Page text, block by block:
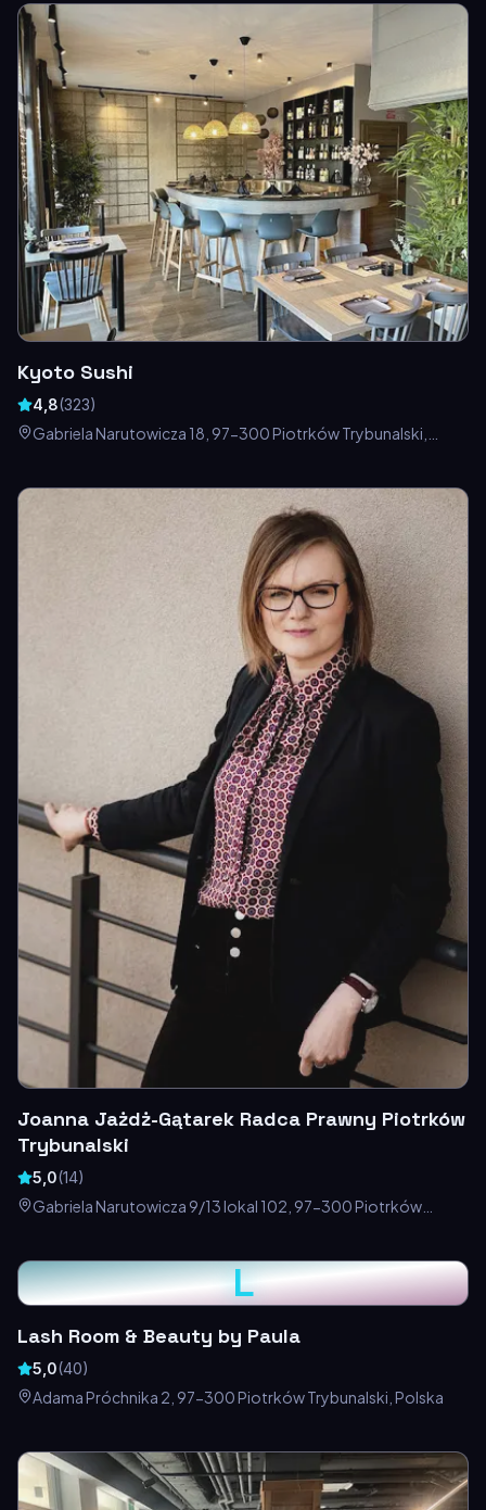
Kyoto Sushi
4,8(323)
Gabriela Narutowicza 18, 97-300 Piotrków Trybunalski,
Joanna Jażdż-Gątarek Radca Prawny Piotrków
Trybunalski
5,0(14)
Gabriela Narutowicza 9/13 lokal 102, 97-300 Piotrków
L
Lash Room & Beauty by Paula
5,0(40)
Adama Próchnika 2, 97-300 Piotrków Trybunalski, Polska